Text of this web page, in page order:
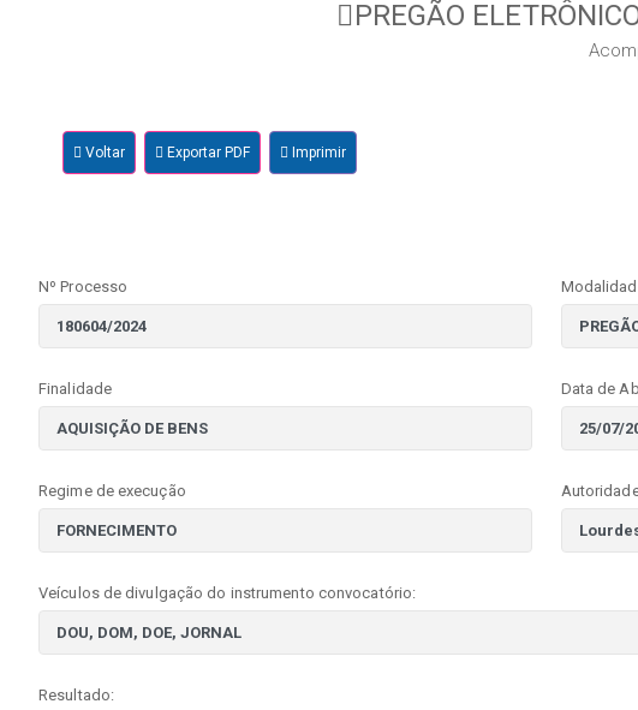
PREGÃO
Voltar Exportar PDF Imprimir
Nº Processo
Finalidade Data de
Regime de execução
Veículos de divulgação do instrumento convocatório:
Resultado: